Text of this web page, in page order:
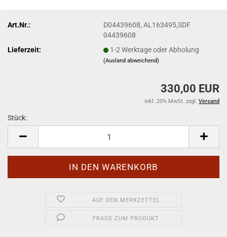
Art.Nr.:
D04439608, AL163495,SDF
04439608
Lieferzeit:
1-2 Werktage oder Abholung
(Ausland abweichend)
330,00 EUR
inkl. 20% MwSt. zzgl. Versand
Stück:
AUF DEN MERKZETTEL
FRAGE ZUM PRODUKT